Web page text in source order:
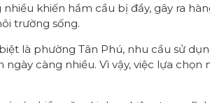
khiến hầm cầu bị đầy, gây ra
trường sống.
là phường Tân Phú, nhu cầu sử
ngày càng nhiều. Vì vậy, việc lựa chọn